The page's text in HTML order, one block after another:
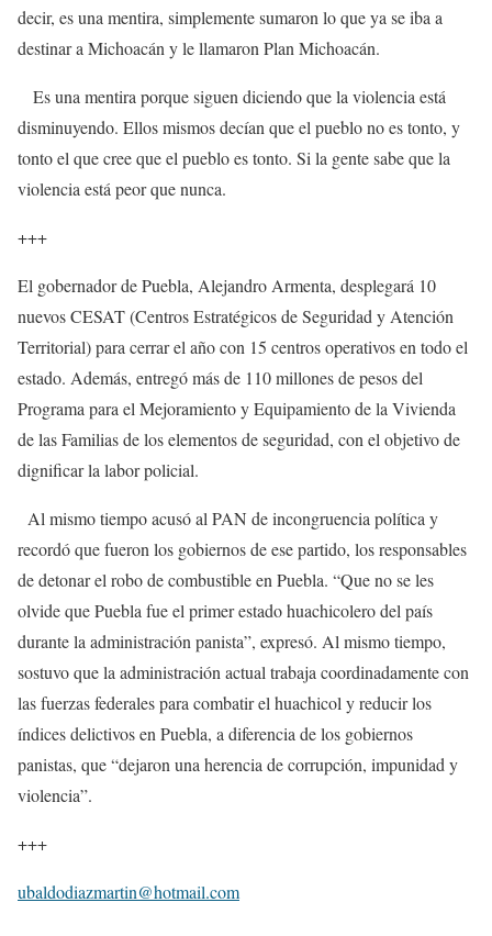
decir, es una mentira, simplemente sumaron lo que ya se iba a
destinar a Michoacán y le llamaron Plan Michoacán.
Es una mentira porque siguen diciendo que la violencia está
disminuyendo. Ellos mismos decían que el pueblo no es tonto, y
tonto el que cree que el pueblo es tonto. Si la gente sabe que la
violencia está peor que nunca.
+++
El gobernador de Puebla, Alejandro Armenta, desplegará 10
nuevos CESAT (Centros Estratégicos de Seguridad y Atención
Territorial) para cerrar el año con 15 centros operativos en todo el
estado. Además, entregó más de 110 millones de pesos del
Programa para el Mejoramiento y Equipamiento de la Vivienda
de las Familias de los elementos de seguridad, con el objetivo de
dignificar la labor policial.
Al mismo tiempo acusó al PAN de incongruencia política y
recordó que fueron los gobiernos de ese partido, los responsables
de detonar el robo de combustible en Puebla. “Que no se les
olvide que Puebla fue el primer estado huachicolero del país
durante la administración panista”, expresó. Al mismo tiempo,
sostuvo que la administración actual trabaja coordinadamente con
las fuerzas federales para combatir el huachicol y reducir los
índices delictivos en Puebla, a diferencia de los gobiernos
panistas, que “dejaron una herencia de corrupción, impunidad y
violencia”.
+++
ubaldodiazmartin@hotmail.com